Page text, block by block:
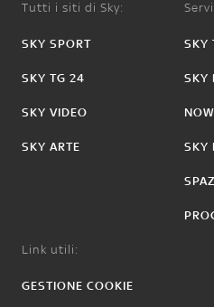
Tutti i siti di Sky:
SKY SPORT
SKY TG 24
SKY VIDEO
SKY ARTE
SKY
SKY
NOW
SKY
Link utili:
GESTIONE COOKIE